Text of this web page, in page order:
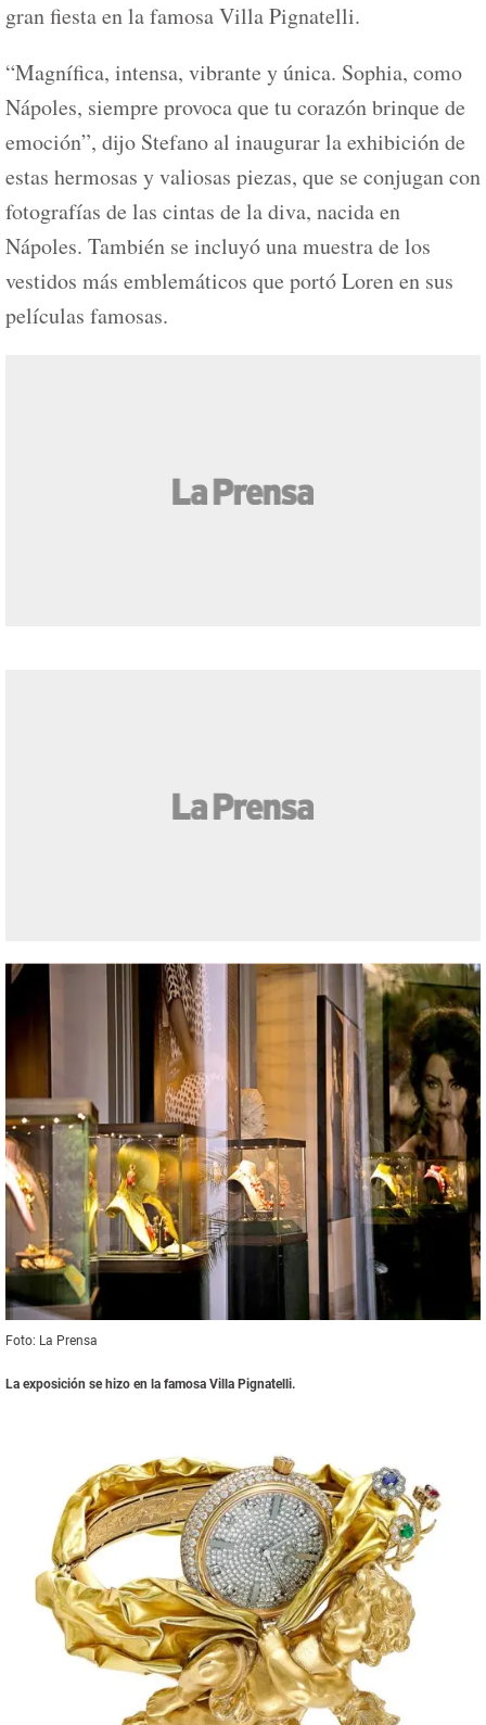
gran fiesta en la famosa Villa Pignatelli.
“Magnífica, intensa, vibrante y única. Sophia, como
Nápoles, siempre provoca que tu corazón brinque de
emoción”, dijo Stefano al inaugurar la exhibición de
estas hermosas y valiosas piezas, que se conjugan con
fotografías de las cintas de la diva, nacida en
Nápoles. También se incluyó una muestra de los
vestidos más emblemáticos que portó Loren en sus
películas famosas.
Foto: La Prensa
La exposición se hizo en la famosa Villa Pignatelli.